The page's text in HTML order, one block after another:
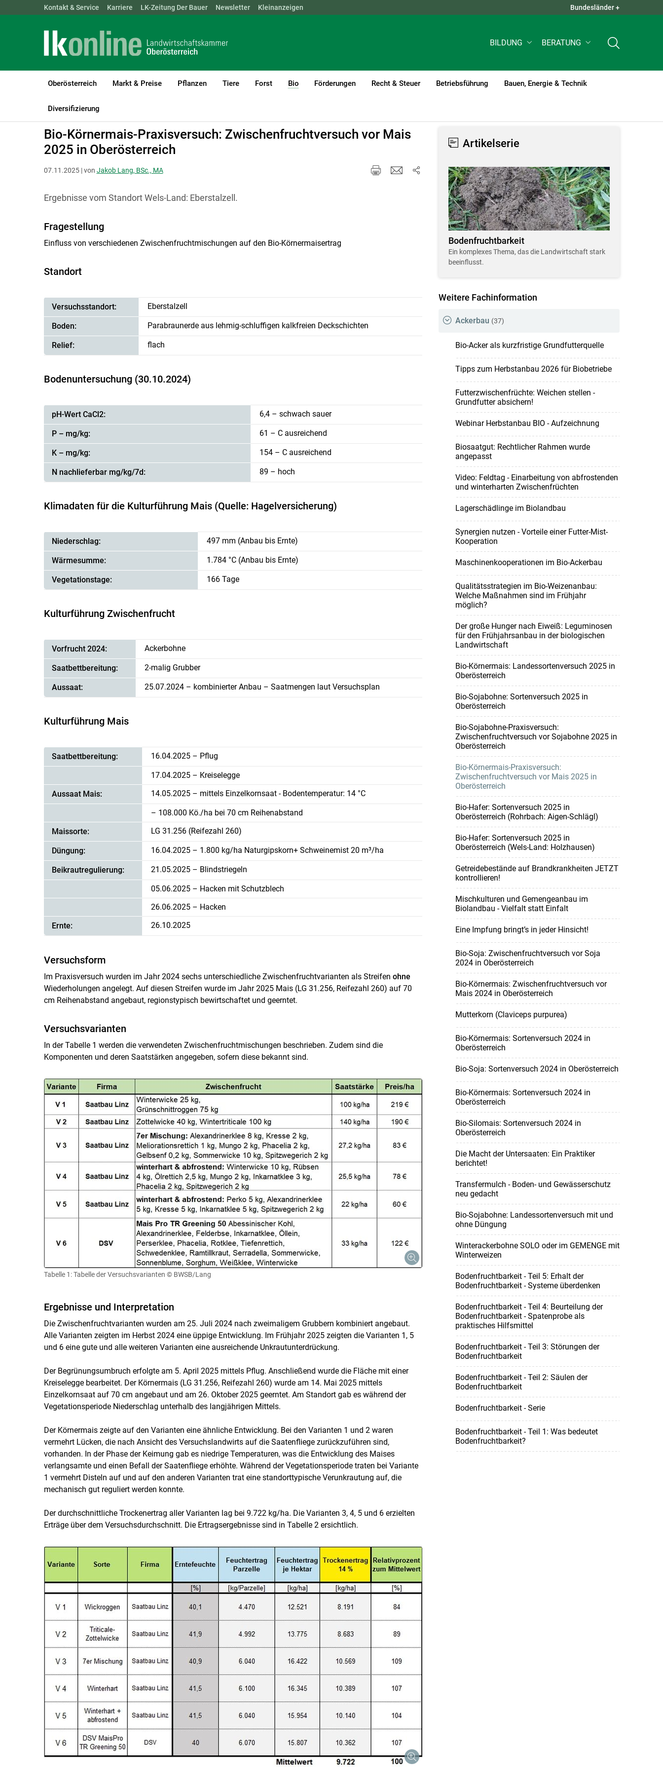
Landwirtschaftskammern: ÖSTERREICH BGLD KTN NÖ OÖ SBG STMK QUICK LINKS +
Kontakt & Service Karriere LK-Zeitung Der Bauer Newsletter Kleinanzeigen Bundesländer +
BILDUNG BERATUNG
Oberösterreich Markt & Preise Pflanzen Tiere Forst Bio
(current)1
Förderungen Recht & Steuer Betriebsführung Bauen, Energie & Technik
Diversifizierung
LK Oberösterreich Bio
Bio-Körnermais-Praxisversuch: Zwischenfruchtversuch vor Mais
2025 in Oberösterreich
07.11.2025 | von Jakob Lang, BSc., MA
Ergebnisse vom Standort Wels-Land: Eberstalzell.
Fragestellung
Einfluss von verschiedenen Zwischenfruchtmischungen auf den Bio-Körnermaisertrag
Standort
Versuchsstandort: Eberstalzell
Boden: Parabraunerde aus lehmig-schluffigen kalkfreien Deckschichten
Relief: flach
Bodenuntersuchung (30.10.2024)
pH-Wert CaCl2: 6,4 – schwach sauer
P – mg/kg: 61 – C ausreichend
K – mg/kg: 154 – C ausreichend
N nachlieferbar mg/kg/7d: 89 – hoch
Klimadaten für die Kulturführung Mais (Quelle: Hagelversicherung)
Niederschlag: 497 mm (Anbau bis Ernte)
Wärmesumme: 1.784 °C (Anbau bis Ernte)
Vegetationstage: 166 Tage
Kulturführung Zwischenfrucht
Vorfrucht 2024: Ackerbohne
Saatbettbereitung: 2-malig Grubber
Aussaat: 25.07.2024 – kombinierter Anbau – Saatmengen laut Versuchsplan
Kulturführung Mais
Saatbettbereitung: 16.04.2025 – Pflug
17.04.2025 – Kreiselegge
Aussaat Mais:
14.05.2025 – mittels Einzelkornsaat - Bodentemperatur: 14 °C
– 108.000 Kö./ha bei 70 cm Reihenabstand
Maissorte:
LG 31.256 (Reifezahl 260)
Düngung: 16.04.2025 – 1.800 kg/ha Naturgipskorn+ Schweinemist 20 m³/ha
Beikrautregulierung: 21.05.2025 – Blindstriegeln
05.06.2025 – Hacken mit Schutzblech
26.06.2025 – Hacken
Ernte:
26.10.2025
Versuchsform
Im Praxisversuch wurden im Jahr 2024 sechs unterschiedliche Zwischenfruchtvarianten als Streifen ohne
Wiederholungen angelegt. Auf diesen Streifen wurde im Jahr 2025 Mais (LG 31.256, Reifezahl 260) auf 70
cm Reihenabstand angebaut, regionstypisch bewirtschaftet und geerntet.
Versuchsvarianten
In der Tabelle 1 werden die verwendeten Zwischenfruchtmischungen beschrieben. Zudem sind die
Komponenten und deren Saatstärken angegeben, sofern diese bekannt sind.
Tabelle 1: Tabelle der Versuchsvarianten © BWSB/Lang
Ergebnisse und Interpretation
Die Zwischenfruchtvarianten wurden am 25. Juli 2024 nach zweimaligem Grubbern kombiniert angebaut.
Alle Varianten zeigten im Herbst 2024 eine üppige Entwicklung. Im Frühjahr 2025 zeigten die Varianten 1, 5
und 6 eine gute und alle weiteren Varianten eine ausreichende Unkrautunterdrückung.
Der Begrünungsumbruch erfolgte am 5. April 2025 mittels Pflug. Anschließend wurde die Fläche mit einer
Kreiselegge bearbeitet. Der Körnermais (LG 31.256, Reifezahl 260) wurde am 14. Mai 2025 mittels
Einzelkornsaat auf 70 cm angebaut und am 26. Oktober 2025 geerntet. Am Standort gab es während der
Vegetationsperiode Niederschlag unterhalb des langjährigen Mittels.
Der Körnermais zeigte auf den Varianten eine ähnliche Entwicklung. Bei den Varianten 1 und 2 waren
vermehrt Lücken, die nach Ansicht des Versuchslandwirts auf die Saatenfliege zurückzuführen sind,
vorhanden. In der Phase der Keimung gab es niedrige Temperaturen, was die Entwicklung des Maises
verlangsamte und einen Befall der Saatenfliege erhöhte. Während der Vegetationsperiode traten bei Variante
1 vermehrt Disteln auf und auf den anderen Varianten trat eine standorttypische Verunkrautung auf, die
mechanisch gut reguliert werden konnte.
Der durchschnittliche Trockenertrag aller Varianten lag bei 9.722 kg/ha. Die Varianten 3, 4, 5 und 6 erzielten
Erträge über dem Versuchsdurchschnitt. Die Ertragsergebnisse sind in Tabelle 2 ersichtlich.
Artikelserie
Bodenfruchtbarkeit
Ein komplexes Thema, das die Landwirtschaft stark
beeinflusst.
Weitere Fachinformation
Ackerbau (37)
Bio-Acker als kurzfristige Grundfutterquelle
Tipps zum Herbstanbau 2026 für Biobetriebe
Futterzwischenfrüchte: Weichen stellen -
Grundfutter absichern!
Webinar Herbstanbau BIO - Aufzeichnung
Biosaatgut: Rechtlicher Rahmen wurde
angepasst
Video: Feldtag - Einarbeitung von abfrostenden
und winterharten Zwischenfrüchten
Lagerschädlinge im Biolandbau
Synergien nutzen - Vorteile einer Futter-Mist-
Kooperation
Maschinenkooperationen im Bio-Ackerbau
Qualitätsstrategien im Bio-Weizenanbau:
Welche Maßnahmen sind im Frühjahr
möglich?
Der große Hunger nach Eiweiß: Leguminosen
für den Frühjahrsanbau in der biologischen
Landwirtschaft
Bio-Körnermais: Landessortenversuch 2025 in
Oberösterreich
Bio-Sojabohne: Sortenversuch 2025 in
Oberösterreich
Bio-Sojabohne-Praxisversuch:
Zwischenfruchtversuch vor Sojabohne 2025 in
Oberösterreich
Bio-Körnermais-Praxisversuch:
Zwischenfruchtversuch vor Mais 2025 in
Oberösterreich
Bio-Hafer: Sortenversuch 2025 in
Oberösterreich (Rohrbach: Aigen-Schlägl)
Bio-Hafer: Sortenversuch 2025 in
Oberösterreich (Wels-Land: Holzhausen)
Getreidebestände auf Brandkrankheiten JETZT
kontrollieren!
Mischkulturen und Gemengeanbau im
Biolandbau - Vielfalt statt Einfalt
Eine Impfung bringt’s in jeder Hinsicht!
Bio-Soja: Zwischenfruchtversuch vor Soja
2024 in Oberösterreich
Bio-Körnermais: Zwischenfruchtversuch vor
Mais 2024 in Oberösterreich
Mutterkorn (Claviceps purpurea)
Bio-Körnermais: Sortenversuch 2024 in
Oberösterreich
Bio-Soja: Sortenversuch 2024 in Oberösterreich
Bio-Körnermais: Sortenversuch 2024 in
Oberösterreich
Bio-Silomais: Sortenversuch 2024 in
Oberösterreich
Die Macht der Untersaaten: Ein Praktiker
berichtet!
Transfermulch - Boden- und Gewässerschutz
neu gedacht
Bio-Sojabohne: Landessortenversuch mit und
ohne Düngung
Winterackerbohne SOLO oder im GEMENGE mit
Winterweizen
Bodenfruchtbarkeit - Teil 5: Erhalt der
Bodenfruchtbarkeit - Systeme überdenken
Bodenfruchtbarkeit - Teil 4: Beurteilung der
Bodenfruchtbarkeit - Spatenprobe als
praktisches Hilfsmittel
Bodenfruchtbarkeit - Teil 3: Störungen der
Bodenfruchtbarkeit
Bodenfruchtbarkeit - Teil 2: Säulen der
Bodenfruchtbarkeit
Bodenfruchtbarkeit - Serie
Bodenfruchtbarkeit - Teil 1: Was bedeutet
Bodenfruchtbarkeit?